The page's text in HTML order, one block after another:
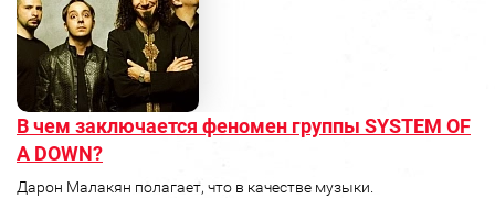
В чем заключается феномен группы SYSTEM OF
A DOWN?
Дарон Малакян полагает, что в качестве музыки.